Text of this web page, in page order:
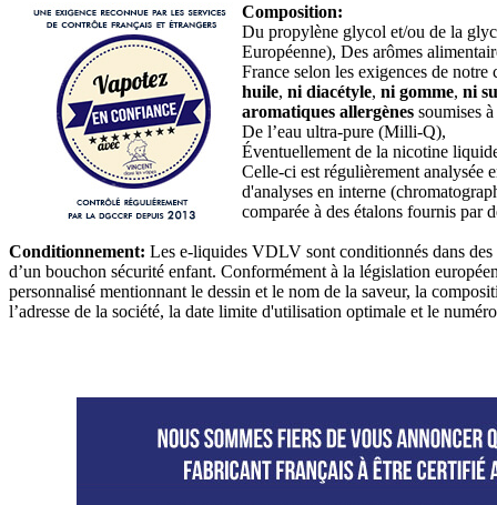
Composition:
Du propylène glycol et/ou de la
Européenne), Des arômes
France selon les exigences de
huile, ni diacétyle, ni gomme, ni
aromatiques allergènes soumises
De l’eau ultra-pure (Milli-Q),
Éventuellement de la nicotine
Celle-ci est régulièrement analysée
d'analyses en interne
comparée à des étalons fournis par
Conditionnement: Les e-liquides VDLV sont conditionnés dans
d’un bouchon sécurité enfant. Conformément à la législation
personnalisé mentionnant le dessin et le nom de la saveur, la
l’adresse de la société, la date limite d'utilisation optimale et le